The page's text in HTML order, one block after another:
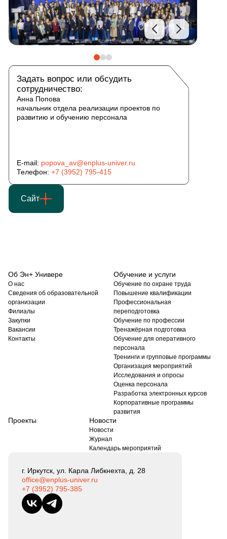
Задать вопрос или обсудить
сотрудничество:
Анна Попова
начальник отдела реализации проектов по
развитию и обучению персонала
E-mail: popova_av@enplus-univer.ru
Телефон:+7 (3952) 795-415
Сайт
Об Эн+ Универе
О нас
Сведения об образовательной
организации
Филиалы
Закупки
Вакансии
Контакты
Обучение и услуги
Обучение по охране труда
Повышение квалификации
Профессиональная
переподготовка
Обучение по профессии
Тренажёрная подготовка
Обучение для оперативного
персонала
Тренинги и групповые программы
Организация мероприятий
Исследования и опросы
Оценка персонала
Разработка электронных курсов
Корпоративные программы
развития
Проекты Новости
Новости
Журнал
Календарь мероприятий
г. Иркутск, ул. Карла Либкнехта, д. 28
office@enplus-univer.ru
+7 (3952) 795-385